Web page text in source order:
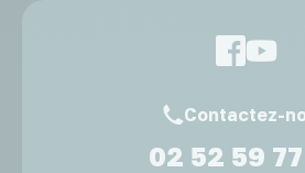
Contactez-
02 52 59